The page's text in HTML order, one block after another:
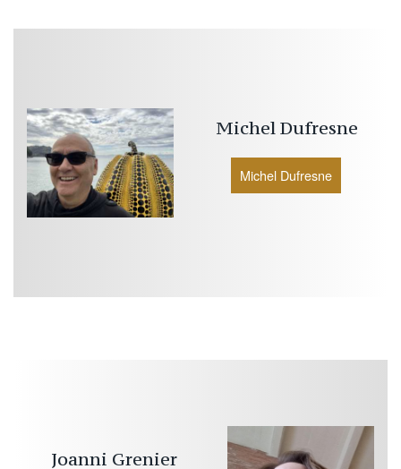
Michel Dufresne
Michel Dufresne
Joanni Grenier